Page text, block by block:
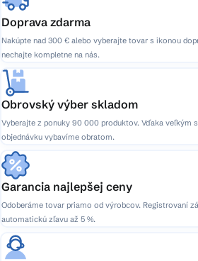
Doprava zdarma
Nakúpte nad 300 € alebo vyberajte tovar s ikonou
nechajte kompletne na nás.
Obrovský výber skladom
Vyberajte z ponuky 90 000 produktov. Vďaka veľkým
objednávku vybavíme obratom.
Garancia najlepšej ceny
Odoberáme tovar priamo od výrobcov. Registrovaní
automatickú zľavu až 5 %.